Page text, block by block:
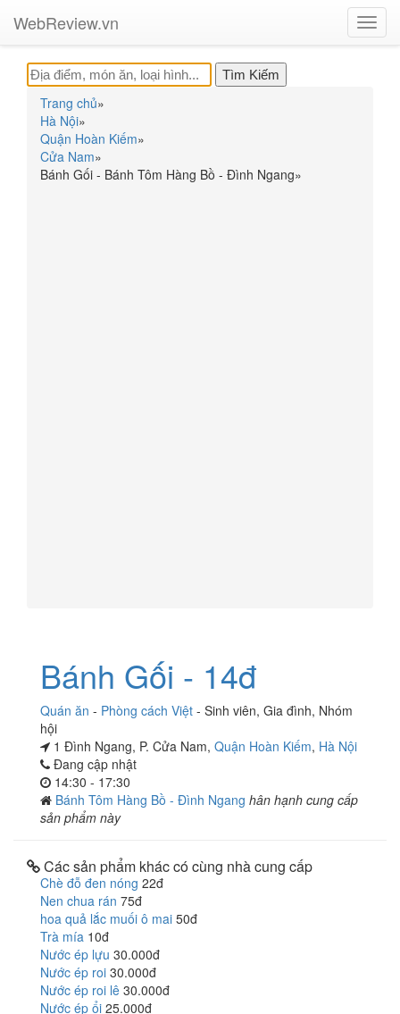
WebReview.vn
Trang chủ»
Hà Nội»
Quận Hoàn Kiếm»
Cửa Nam»
Bánh Gối - Bánh Tôm Hàng Bồ - Đình Ngang»
Bánh Gối - 14đ
Quán ăn - Phòng cách Việt - Sinh viên, Gia đình, Nhóm
hội
1 Đình Ngang, P. Cửa Nam, Quận Hoàn Kiếm, Hà Nội
Đang cập nhật
14:30 - 17:30
Bánh Tôm Hàng Bồ - Đình Ngang hân hạnh cung cấp
sản phẩm này
Các sản phẩm khác có cùng nhà cung cấp
Chè đỗ đen nóng 22đ
Nen chua rán 75đ
hoa quả lắc muối ô mai 50đ
Trà mía 10đ
Nước ép lựu 30.000đ
Nước ép roi 30.000đ
Nước ép roi lê 30.000đ
Nước ép ổi 25.000đ